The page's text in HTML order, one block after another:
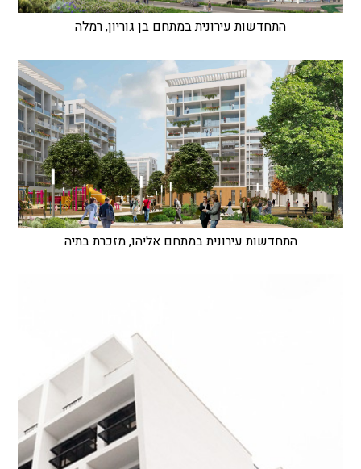
התחדשות עירונית במתחם בן גוריון, רמלה
התחדשות עירונית במתחם אליהו, מזכרת בתיה